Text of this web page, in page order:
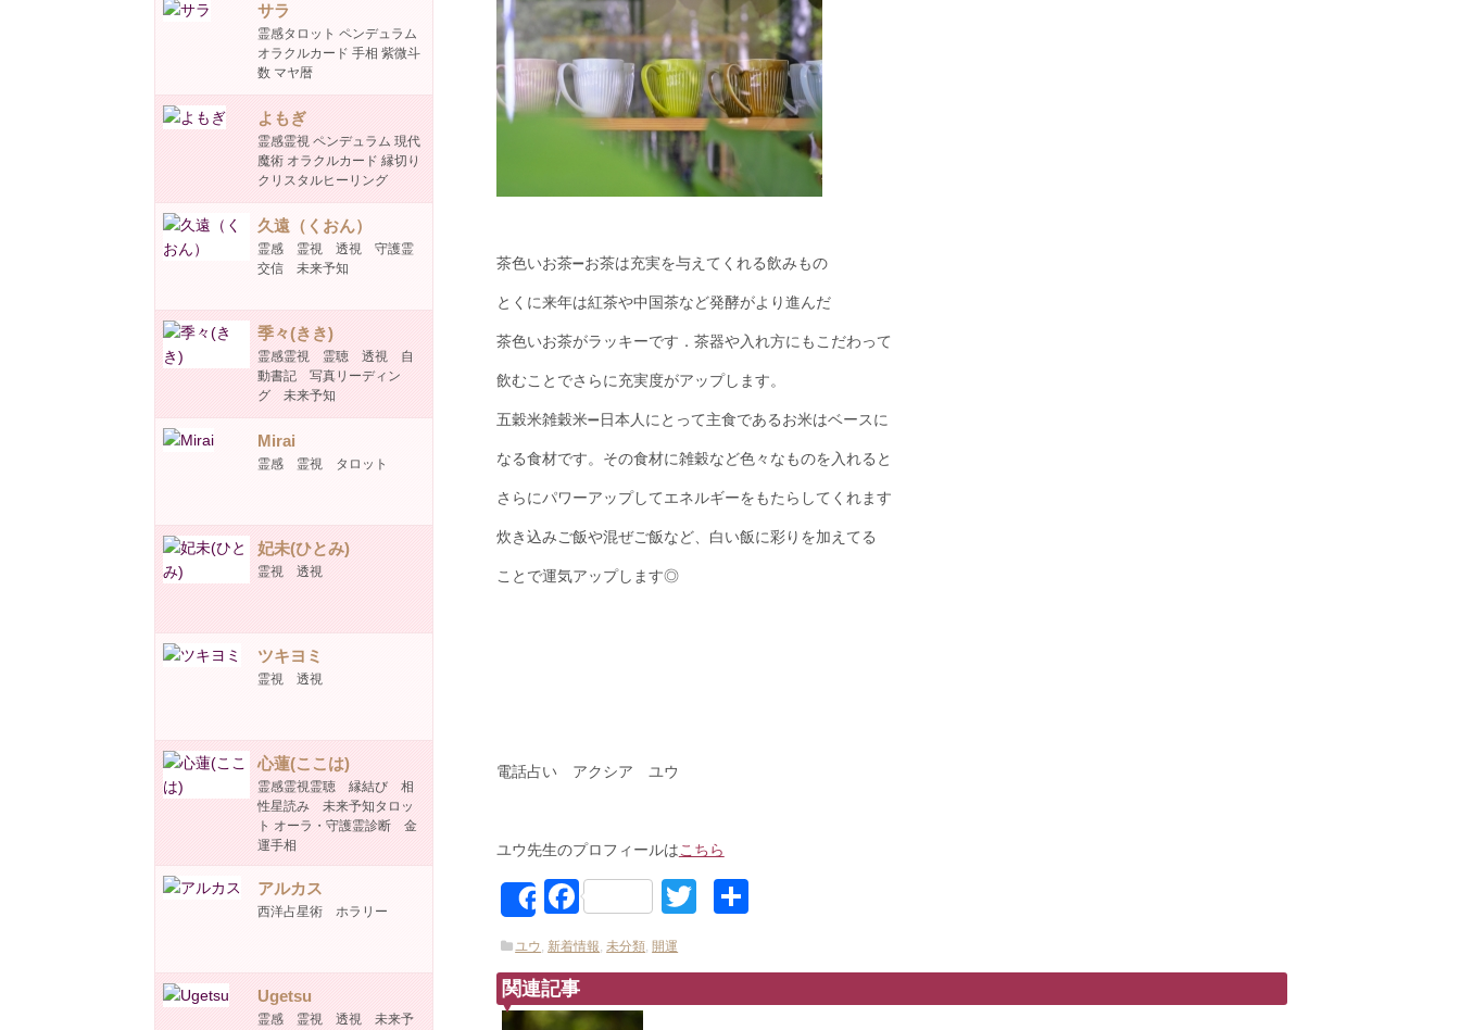
サラ
霊感タロット ペンデュラム
オラクルカード 手相 紫微斗
数 マヤ暦
よもぎ
霊感霊視 ペンデュラム 現代
魔術 オラクルカード 縁切り
クリスタルヒーリング
久遠（くおん）
霊感 霊視 透視 守護霊
交信 未来予知
季々(きき)
霊感霊視 霊聴 透視 自
動書記 写真リーディン
グ 未来予知
Mirai
霊感 霊視 タロット
妃未(ひとみ)
霊視 透視
ツキヨミ
霊視 透視
心蓮(ここは)
霊感霊視霊聴 縁結び 相
性星読み 未来予知タロッ
ト オーラ・守護霊診断 金
運手相
アルカス
西洋占星術 ホラリー
Ugetsu
霊感 霊視 透視 未来予
茶色いお茶➖お茶は充実を与えてくれる飲みもの
とくに来年は紅茶や中国茶など発酵がより進んだ
茶色いお茶がラッキーです．茶器や入れ方にもこだわって
飲むことでさらに充実度がアップします。
五穀米雑穀米➖日本人にとって主食であるお米はベースに
なる食材です。その食材に雑穀など色々なものを入れると
さらにパワーアップしてエネルギーをもたらしてくれます
炊き込みご飯や混ぜご飯など、白い飯に彩りを加えてる
ことで運気アップします◎
電話占い アクシア ユウ
ユウ先生のプロフィールはこちら
ShareFacebookTwitter
ユウ, 新着情報,未分類, 開運
関連記事